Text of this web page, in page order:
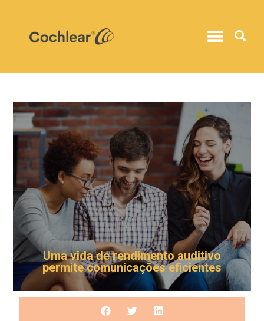
Uma vida de rendimento auditivo
permite comunicações eficientes